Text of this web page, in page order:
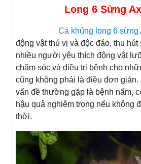
Long 6 Sừng
Cá khủng long 6 sừng
động vật thú vị và độc đáo, thu
nhiều người yêu thích động vật
chăm sóc và điều trị bệnh cho
cũng không phải là điều đơn giản.
vấn đề thường gặp là bệnh nấm,
hậu quả nghiêm trọng nếu không
thời.